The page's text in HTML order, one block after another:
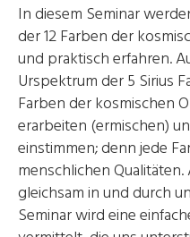
In diesem Seminar
der 12 Farben der
und praktisch erfahren.
Urspektrum der 5 Sirius
Farben der kosmischen
erarbeiten (ermischen)
einstimmen; denn jede
menschlichen
gleichsam in und durch
Seminar wird eine